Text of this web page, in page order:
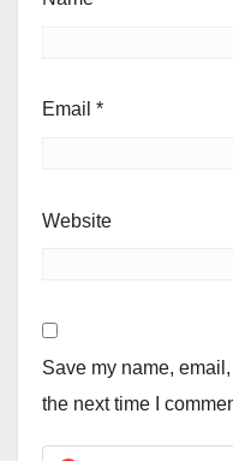
Email *
Website
Save my name,
the next time I